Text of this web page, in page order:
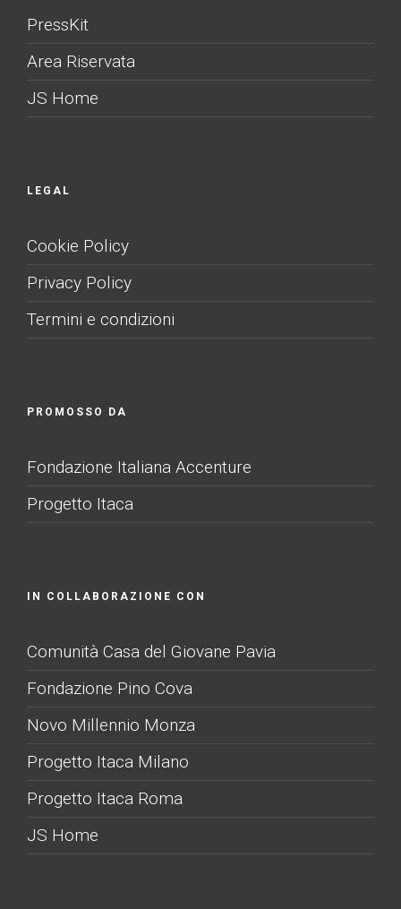
PressKit
Area Riservata
JS Home
LEGAL
Cookie Policy
Privacy Policy
Termini e condizioni
PROMOSSO DA
Fondazione Italiana Accenture
Progetto Itaca
IN COLLABORAZIONE CON
Comunità Casa del Giovane Pavia
Fondazione Pino Cova
Novo Millennio Monza
Progetto Itaca Milano
Progetto Itaca Roma
JS Home